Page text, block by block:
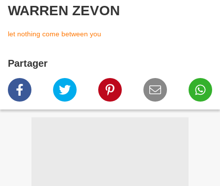
WARREN ZEVON
let nothing come between you
Partager